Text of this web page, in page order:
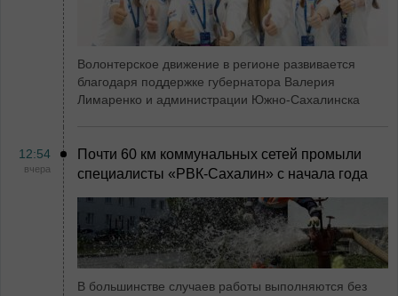
Волонтерское движение в регионе развивается
благодаря поддержке губернатора Валерия
Лимаренко и администрации Южно-Сахалинска
12:54
вчера
Почти 60 км коммунальных сетей промыли
специалисты «РВК‑Сахалин» с начала года
В большинстве случаев работы выполняются без